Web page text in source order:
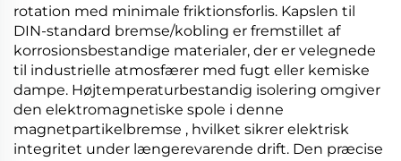
rotation med minimale friktionsforlis. Kapslen til
DIN-standard bremse/kobling er fremstillet af
korrosionsbestandige materialer, der er velegnede
til industrielle atmosfærer med fugt eller kemiske
dampe. Højtemperaturbestandig isolering omgiver
den elektromagnetiske spole i denne
magnetpartikelbremse , hvilket sikrer elektrisk
integritet under længerevarende drift. Den præcise